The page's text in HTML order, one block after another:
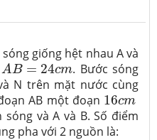
giống hệt nhau A và
AB = 24cm
AB=24cm . Bước sóng
N trên mặt nước cùng
AB một đoạn 16cm
16cm
và A và B. Số điểm
pha với 2 nguồn là: